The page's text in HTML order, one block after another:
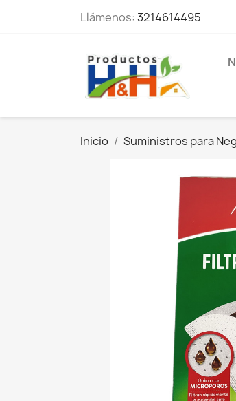
Llámenos:3214614495
Inicio Suministros para